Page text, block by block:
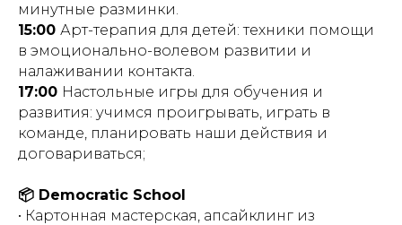
минутные разминки.
15:00 Арт-терапия для детей: техники помощи
в эмоционально-волевом развитии и
налаживании контакта.
17:00 Настольные игры для обучения и
развития: учимся проигрывать, играть в
команде, планировать наши действия и
договариваться;
📦 Democratic School
• Картонная мастерская, апсайклинг из